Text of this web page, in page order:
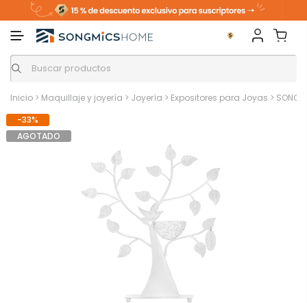
Inicio > Maquillaje y joyería > Joyería > Expositores para Joyas >
-33%
AGOTADO